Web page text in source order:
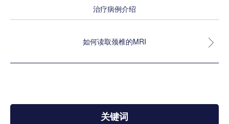
治疗病例介绍
如何读取颈椎的MRI
关键词